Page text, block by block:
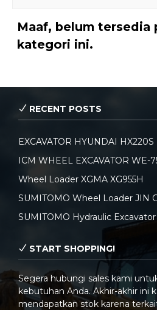
Maaf, belum tersedia
kategori ini.
RECENT POSTS
EXCAVATOR HYUNDAI HX220S
ICM WHEEL EXCAVATOR WE-
Wheel Loader XGMA XG955H
SUMITOMO Wheel Loader JIN
SUMITOMO Hydraulic
START SHOPPING!
Segera hubungi sales kami
kebutuhan Anda. Akhir-akhir ini
mendapatkan stok karena